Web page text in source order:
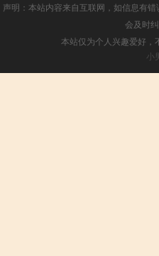
声明：本站内容来自互联网，如信息有
会及时
本站仅为个人兴趣爱好，
小